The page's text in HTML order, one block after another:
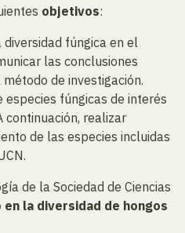
objetivos:
fúngica en el
las conclusiones
de investigación.
especies fúngicas de interés
continuación, realizar
de las especies incluidas
de la Sociedad de Ciencias
en la diversidad de hongos